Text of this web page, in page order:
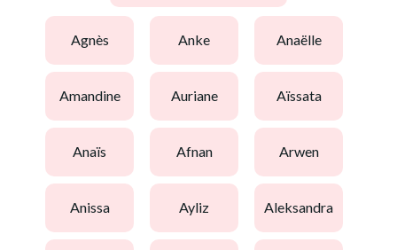
agnès anke anaëlle
amandine auriane aïssata
anaïs afnan arwen
anissa ayliz aleksandra